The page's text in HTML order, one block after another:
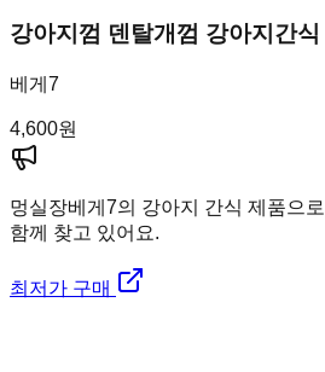
강아지껌 덴탈개껌 강아지간식
베게7
4,600원
멍실장베게7의 강아지 간식 제품으
함께 찾고 있어요.
최저가 구매